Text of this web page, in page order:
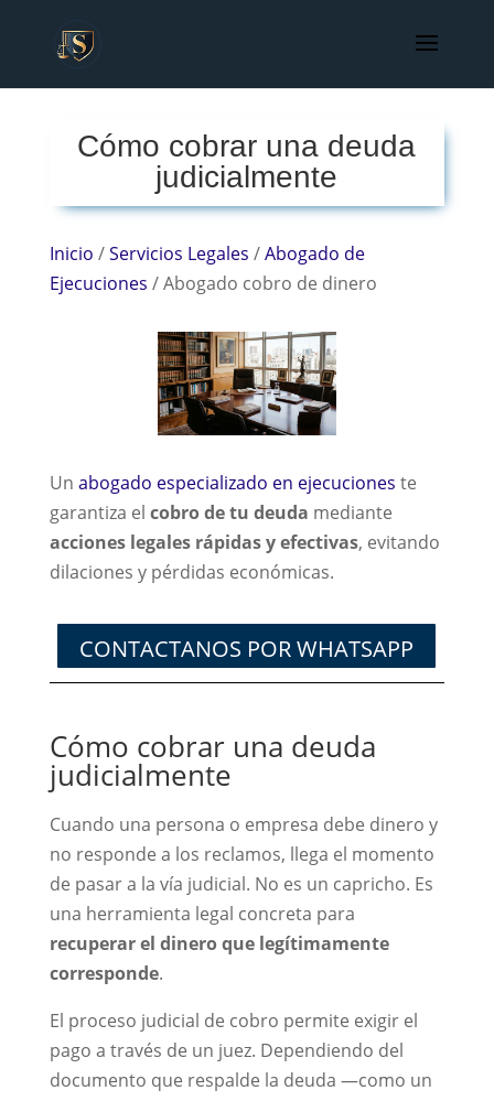
Cómo cobrar una deuda
judicialmente
Inicio /Servicios Legales /Abogado de
Ejecuciones /Abogado cobro de dinero
Un abogado especializado en ejecuciones te
garantiza el cobro de tu deuda mediante
acciones legales rápidas y efectivas, evitando
dilaciones y pérdidas económicas.
CONTACTANOS POR WHATSAPP
Cómo cobrar una deuda
judicialmente
Cuando una persona o empresa debe dinero y
no responde a los reclamos, llega el momento
de pasar a la vía judicial. No es un capricho. Es
una herramienta legal concreta para
recuperar el dinero que legítimamente
corresponde.
El proceso judicial de cobro permite exigir el
pago a través de un juez. Dependiendo del
documento que respalde la deuda —como un